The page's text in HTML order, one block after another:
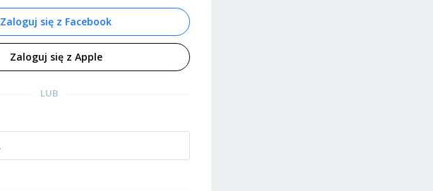
Zaloguj się z Facebook
Zaloguj się z Apple
LUB